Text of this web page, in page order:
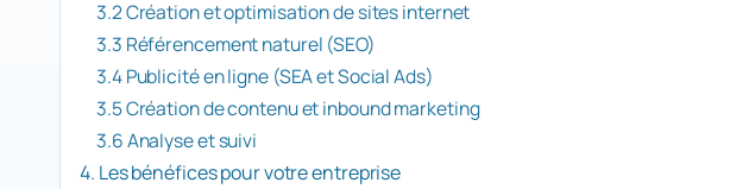
3.2 Création et optimisation de sites internet
3.3 Référencement naturel (SEO)
3.4 Publicité en ligne (SEA et Social Ads)
3.5 Création de contenu et inbound marketing
3.6 Analyse et suivi
4. Les bénéfices pour votre entreprise